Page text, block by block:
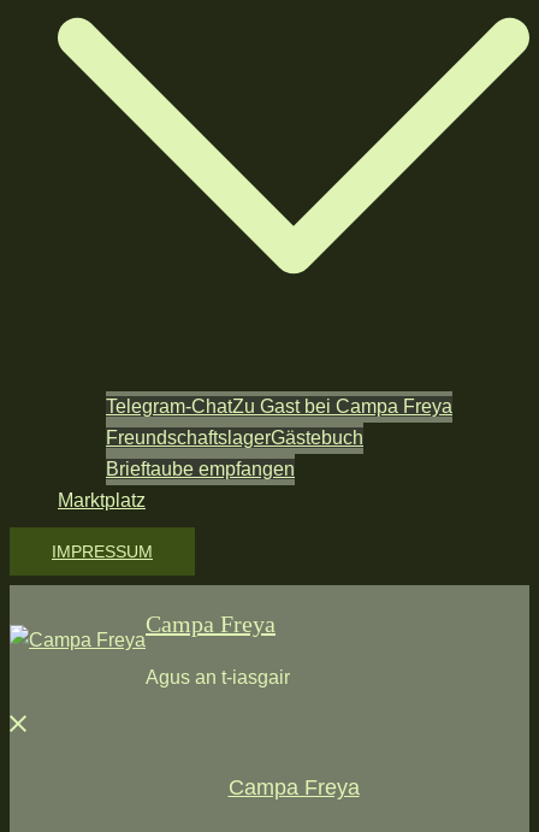
Telegram-ChatZu Gast bei Campa Freya
FreundschaftslagerGästebuch
Brieftaube empfangen
Marktplatz
IMPRESSUM
Campa Freya
Agus an t-iasgair
Menü
Campa Freya